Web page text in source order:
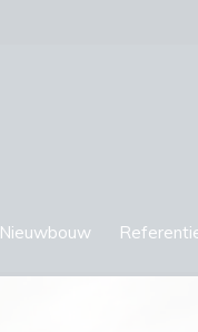
Nieuwbouw